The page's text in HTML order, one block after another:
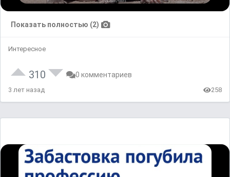
Показать полностью (2)
Интересное
310 0 комментариев
3 лет назад 258